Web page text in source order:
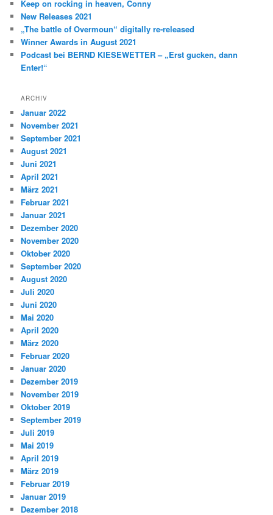
Keep on rocking in heaven, Conny
New Releases 2021
„The battle of Overmoun“ digitally re-released
Winner Awards in August 2021
Podcast bei BERND KIESEWETTER – „Erst gucken, dann
Enter!“
ARCHIV
Januar 2022
November 2021
September 2021
August 2021
Juni 2021
April 2021
März 2021
Februar 2021
Januar 2021
Dezember 2020
November 2020
Oktober 2020
September 2020
August 2020
Juli 2020
Juni 2020
Mai 2020
April 2020
März 2020
Februar 2020
Januar 2020
Dezember 2019
November 2019
Oktober 2019
September 2019
Juli 2019
Mai 2019
April 2019
März 2019
Februar 2019
Januar 2019
Dezember 2018